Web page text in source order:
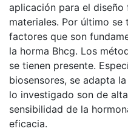
aplicación para el
materiales. Por último se
factores que son
la horma Bhcg. Los
se tienen presente.
biosensores, se adapta
lo investigado son de
sensibilidad de la
eficacia.